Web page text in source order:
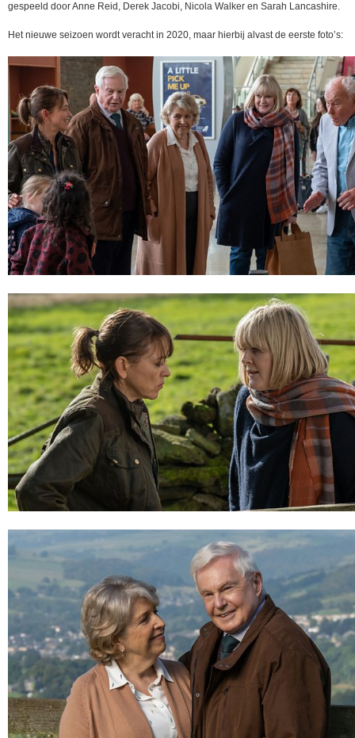
gespeeld door Anne Reid, Derek Jacobi, Nicola Walker en Sarah Lancashire.
Het nieuwe seizoen wordt veracht in 2020, maar hierbij alvast de eerste foto’s: